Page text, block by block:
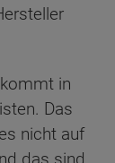
in
Das
nicht auf